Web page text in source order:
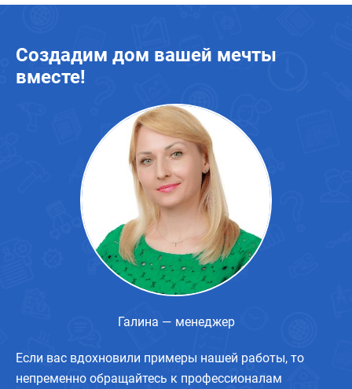
Создадим дом вашей мечты
вместе!
Если вас вдохновили примеры нашей работы, то
непременно обращайтесь к профессионалам
Галина — менеджер